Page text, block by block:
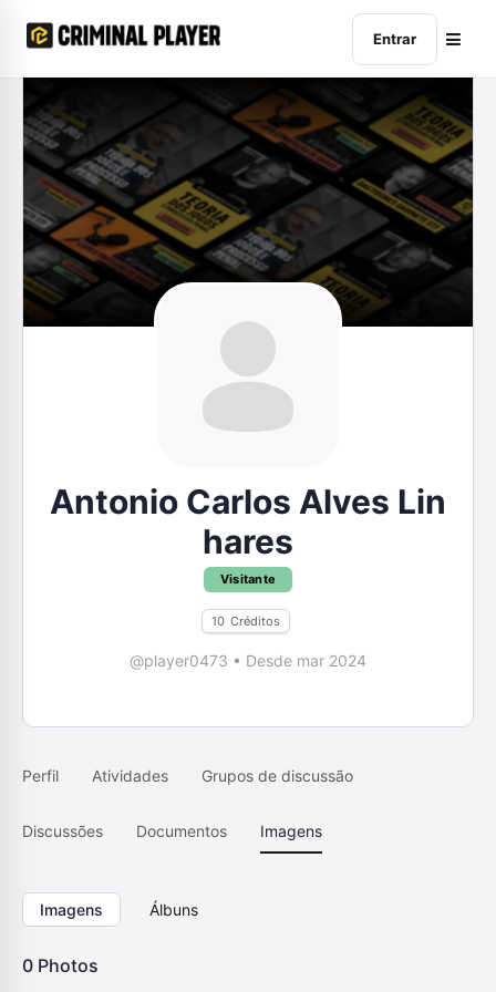
Entrar
Antonio Carlos Alves Lin
hares
Visitante
10 Créditos
@player0473 • Desde mar 2024
Perfil Atividades Grupos de discussão
Discussões Documentos Imagens
Imagens Álbuns
0 Photos